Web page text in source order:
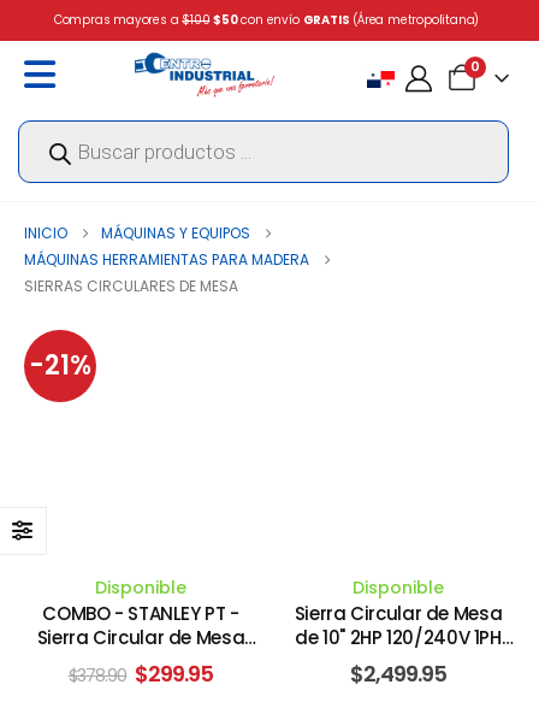
Compras mayores a$100 $50con envío GRATIS (Área metropolitana)
0
Búsqueda
productos
INICIO
MÁQUINAS Y EQUIPOS
MÁQUINAS HERRAMIENTAS PARA MADERA
SIERRAS CIRCULARES DE MESA
-21%
Disponible
COMBO - STANLEY PT -
Sierra Circular de Mesa
más Laminador
$378.90 El
precio
$299.95El
Disponible
Sierra Circular de Mesa
de 10" 2HP 120/240V 1PH
60HZ. SHOP FOX
$2,499.95